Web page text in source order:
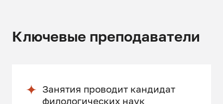
Ключевые преподаватели
Занятия проводит кандидат
филологических наук